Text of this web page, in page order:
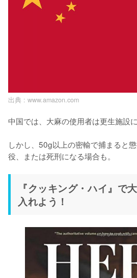
出典 : www.amazon.com
中国では、大麻の使用者は更生施設
しかし、50g以上の密輸で捕まると
役、または死刑になる場合も。
『クッキング・ハイ』で
入れよう！